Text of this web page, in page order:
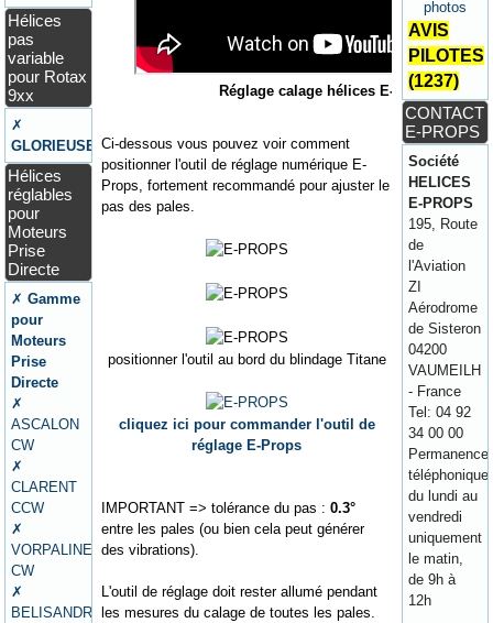
Hélices
pas
variable
pour Rotax
9xx
✗
GLORIEUSE
Hélices
réglables
pour
Moteurs
Prise
Directe
✗Gamme
pour
Moteurs
Prise
Directe
✗
ASCALON
CW
✗
CLARENT
CCW
✗
VORPALINE
CW
✗
BELISANDRE
Réglage calage hélices E-Props
Ci-dessous vous pouvez voir comment
positionner l'outil de réglage numérique E-
Props, fortement recommandé pour ajuster le
pas des pales.
positionner l'outil au bord du blindage Titane
cliquez ici pour commander l'outil de
réglage E-Props
IMPORTANT => tolérance du pas :0.3°
entre les pales (ou bien cela peut générer
des vibrations).
L'outil de réglage doit rester allumé pendant
les mesures du calage de toutes les pales.
AVIS
PILOTES
(1237)
CONTACT
E-PROPS
Société
HELICES
E-PROPS
195, Route
de
l'Aviation
ZI
Aérodrome
de Sisteron
04200
VAUMEILH
- France
Tel: 04 92
34 00 00
Permanence
téléphonique
du lundi au
vendredi
uniquement
le matin,
de 9h à
12h